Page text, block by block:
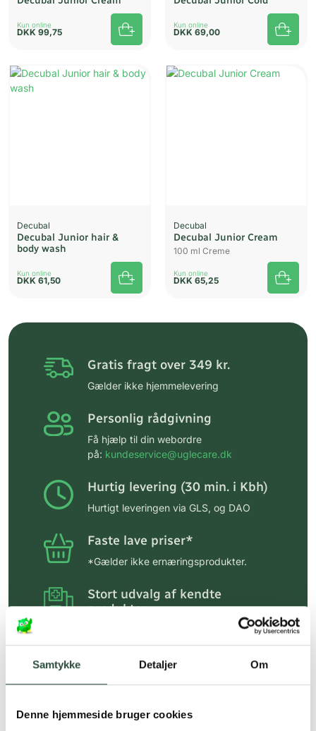
Samtykke Detaljer Om
Denne hjemmeside bruger cookies
Kun online
DKK 99,75
Kun online
DKK 69,00
Decubal
Decubal Junior hair &
body wash
Kun online
DKK 61,50
Decubal
Decubal Junior Cream
100 ml Creme
Kun online
DKK 65,25
Gratis fragt over 349 kr.
Gælder ikke hjemmelevering
Personlig rådgivning
Få hjælp til din webordre
på: kundeservice@uglecare.dk
Hurtig levering (30 min. i Kbh)
Hurtigt leveringen via GLS, og DAO
Faste lave priser*
*Gælder ikke ernæringsprodukter.
Stort udvalg af kendte
produkter
Vi tilbyder et stort udvalg af kendte
cremer, vitaminer og andre spændende
produkter – altid til fast lav pris.
Læs mere om Uglecare.dk her